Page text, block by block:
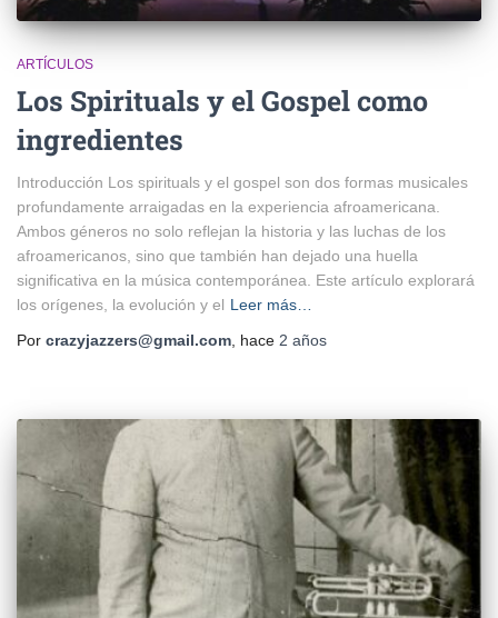
ARTÍCULOS
Los Spirituals y el Gospel como
ingredientes
Introducción Los spirituals y el gospel son dos formas musicales
profundamente arraigadas en la experiencia afroamericana.
Ambos géneros no solo reflejan la historia y las luchas de los
afroamericanos, sino que también han dejado una huella
significativa en la música contemporánea. Este artículo explorará
los orígenes, la evolución y el Leer más…
Por crazyjazzers@gmail.com , hace 2 años